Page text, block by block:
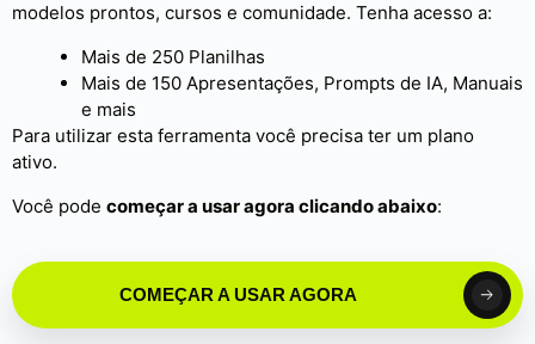
modelos prontos, cursos e comunidade. Tenha acesso a:
Mais de 250 Planilhas
Mais de 150 Apresentações, Prompts de IA, Manuais
e mais
Para utilizar esta ferramenta você precisa ter um plano
ativo.
Você pode começar a usar agora clicando abaixo:
COMEÇAR A USAR AGORA